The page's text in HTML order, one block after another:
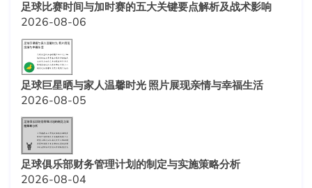
足球比赛时间与加时赛的五大关键要点解析及战术影响
2026-08-06
足球巨星晒与家人温馨时光 照片展现亲情与幸福生活
2026-08-05
足球俱乐部财务管理计划的制定与实施策略分析
2026-08-04